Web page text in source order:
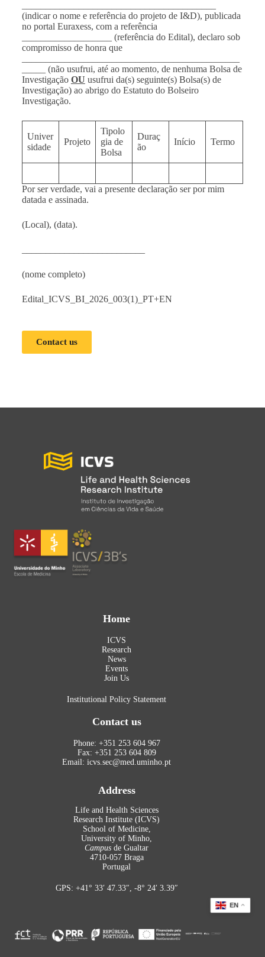
(indicar o nome e referência do projeto de I&D), publicada
no portal Euraxess, com a referência
___________________ (referência do Edital), declaro sob
compromisso de honra que
_____ (não usufrui, até ao momento, de nenhuma Bolsa de
Investigação OU usufrui da(s) seguinte(s) Bolsa(s) de
Investigação) ao abrigo do Estatuto do Bolseiro
Investigação.
Univer
sidade
Projeto
Tipolo
gia de
Bolsa
Duraç
ão
Início Termo
Por ser verdade, vai a presente declaração ser por mim
datada e assinada.
(Local), (data).
(nome completo)
Edital_ICVS_BI_2026_003(1)_PT+EN
Contact us
Home
ICVS
Research
News
Events
Join Us
Institutional Policy Statement
Contact us
Phone: +351 253 604 967
Fax: +351 253 604 809
Email: icvs.sec@med.uminho.pt
Address
Life and Health Sciences
Research Institute (ICVS)
School of Medicine,
University of Minho,
Campus de Gualtar
4710-057 Braga
Portugal
GPS: +41° 33′ 47.33″, -8° 24′ 3.39″
EN